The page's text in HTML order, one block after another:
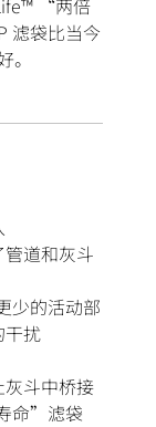
“两倍
滤袋比当今
道和灰斗
少的活动部
干扰
斗中桥接
命”滤袋